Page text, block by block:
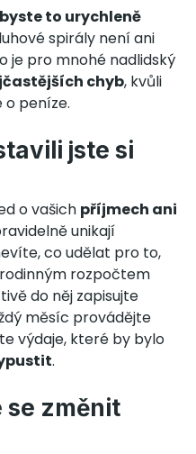
to urychleně
spirály není ani
je pro mnohé nadlidský
chyb, kvůli
peníze.
jste si
o vašich příjmech ani
unikají
co udělat pro to,
rozpočtem
do něj zapisujte
měsíc provádějte
výdaje, které by bylo
.
se změnit